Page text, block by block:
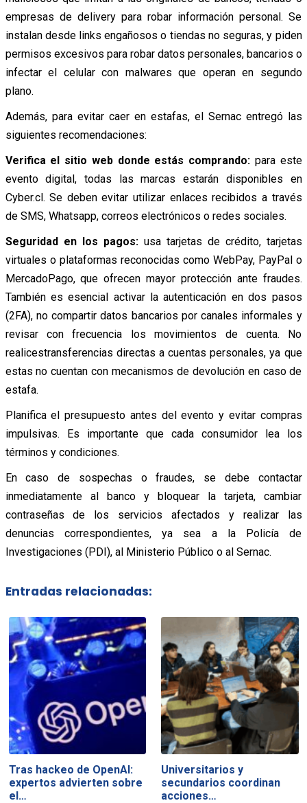
empresas de delivery para robar información personal. Se
instalan desde links engañosos o tiendas no seguras, y piden
permisos excesivos para robar datos personales, bancarios o
infectar el celular con malwares que operan en segundo
plano.
Además, para evitar caer en estafas, el Sernac entregó las
siguientes recomendaciones:
Verifica el sitio web donde estás comprando: para este
evento digital, todas las marcas estarán disponibles en
Cyber.cl. Se deben evitar utilizar enlaces recibidos a través
de SMS, Whatsapp, correos electrónicos o redes sociales.
Seguridad en los pagos:usa tarjetas de crédito, tarjetas
virtuales o plataformas reconocidas como WebPay, PayPal o
MercadoPago, que ofrecen mayor protección ante fraudes.
También es esencial activar la autenticación en dos pasos
(2FA), no compartir datos bancarios por canales informales y
revisar con frecuencia los movimientos de cuenta. No
realicestransferencias directas a cuentas personales, ya que
estas no cuentan con mecanismos de devolución en caso de
estafa.
Planifica el presupuesto antes del evento y evitar compras
impulsivas. Es importante que cada consumidor lea los
términos y condiciones.
En caso de sospechas o fraudes, se debe contactar
inmediatamente al banco y bloquear la tarjeta, cambiar
contraseñas de los servicios afectados y realizar las
denuncias correspondientes, ya sea a la Policía de
Investigaciones (PDI), al Ministerio Público o al Sernac.
Entradas relacionadas:
Tras hackeo de OpenAI:
expertos advierten sobre
el…
Universitarios y
secundarios coordinan
acciones…